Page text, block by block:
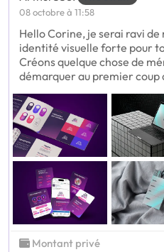
08 octobre à 11:58
Hello Corine, je serai ravi de
identité visuelle forte pour
Créons quelque chose de
démarquer au premier coup
Montant privé